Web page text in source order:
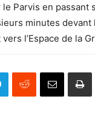
Parvis en passant
minutes devant
l’Espace de la